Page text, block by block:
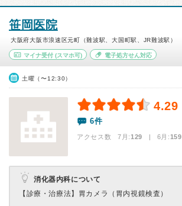
笹岡医院
大阪府大阪市浪速区元町（難波駅、大国町駅、JR難波駅）
マイナ受付 (スマホ可) 電子処方せん対応
土曜（〜12:30）
4.29
6件
アクセス数 7月:129 | 6月:159
消化器内科について
【診療・治療法】 胃カメラ（胃内視鏡検査）